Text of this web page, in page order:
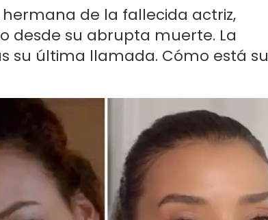
hermana de la fallecida actriz,
desde su abrupta muerte. La
su última llamada. Cómo está su